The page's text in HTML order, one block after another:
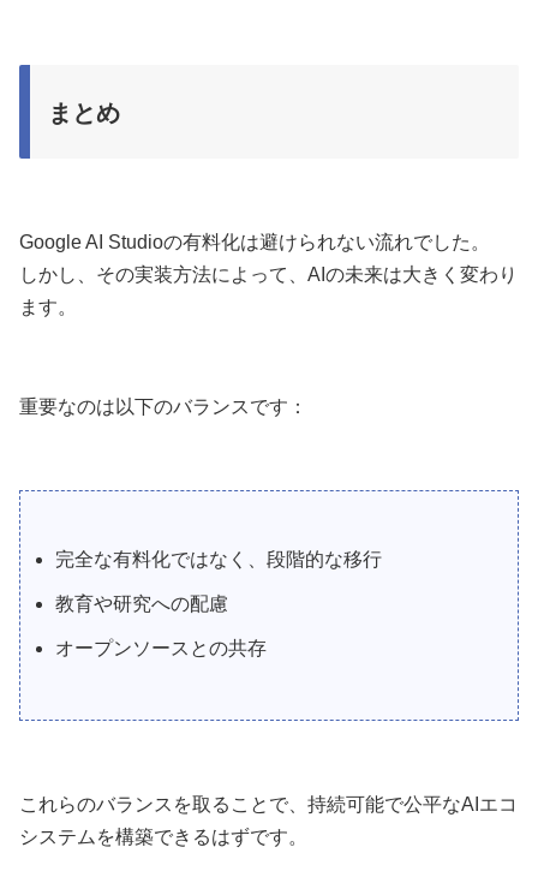
まとめ
Google AI Studioの有料化は避けられない流れでした。
しかし、その実装方法によって、AIの未来は大きく変わり
ます。
重要なのは以下のバランスです：
完全な有料化ではなく、段階的な移行
教育や研究への配慮
オープンソースとの共存
これらのバランスを取ることで、持続可能で公平なAIエコ
システムを構築できるはずです。